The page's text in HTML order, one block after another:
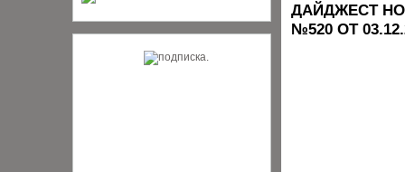
ДАЙДЖЕСТ
№520 ОТ